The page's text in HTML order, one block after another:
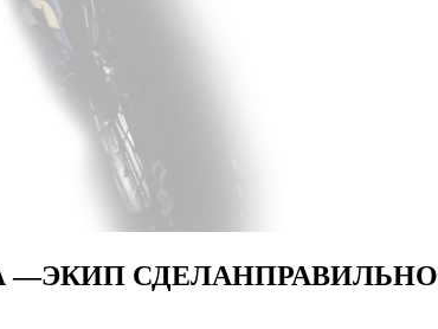
—ЭКИП СДЕЛАНПРАВИЛЬНО